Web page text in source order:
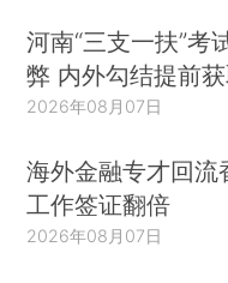
河南“三支一扶”考
弊 内外勾结提前
2026年08月07日
海外金融专才回流
工作签证翻倍
2026年08月07日